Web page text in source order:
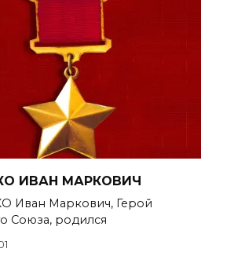
ИВАН МАРКОВИЧ
Иван Маркович, Герой
Союза, родился